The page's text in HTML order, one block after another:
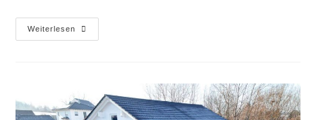
Weiterlesen